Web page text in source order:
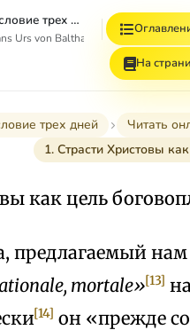
Пасхальная тайна. Богословие трех дней
Urs von Balthasar)
На
трех дней Читать
1. Страсти Христовы
как цель
предлагаемый
mortale»[13]
[14] он «прежде